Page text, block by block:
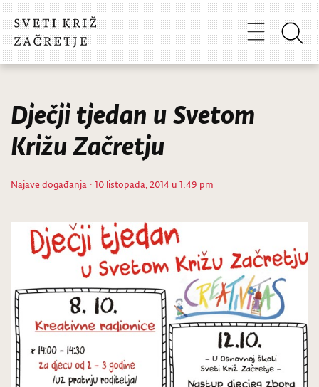
Dječji tjedan u Svetom
Križu Začretju
Najave događanja · 10 listopada, 2014 u 1:49 pm